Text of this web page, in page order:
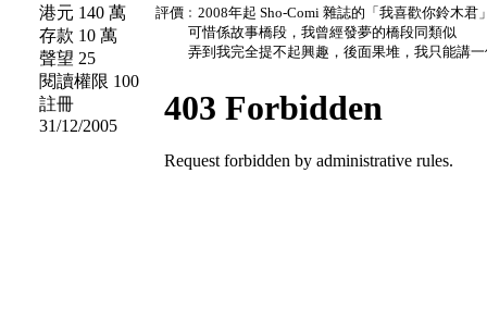
港元 140 萬
存款 10 萬
聲望 25
閱讀權限 100
註冊
31/12/2005
評價﹕2008年起 Sho-Comi 雜誌的「我喜歡你鈴木
可惜係故事橋段，我曾經發夢的橋段同類似
弄到我完全提不起興趣，後面果堆，我只能講一